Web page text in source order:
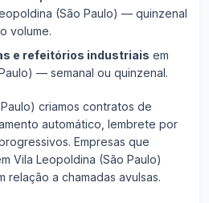
(São Paulo) — quinzenal
volume.
e refeitórios industriais em
— semanal ou quinzenal.
criamos contratos de
automático, lembrete por
Empresas que
Vila Leopoldina (São Paulo)
relação a chamadas avulsas.